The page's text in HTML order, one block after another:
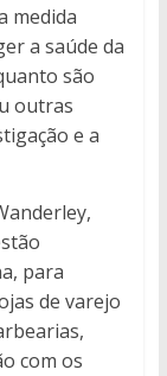
medida
a saúde da
são
outras
e a
para
de varejo
com os